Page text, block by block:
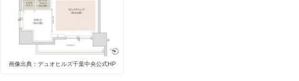
画像出典：デュオヒルズ千葉中央公式HP